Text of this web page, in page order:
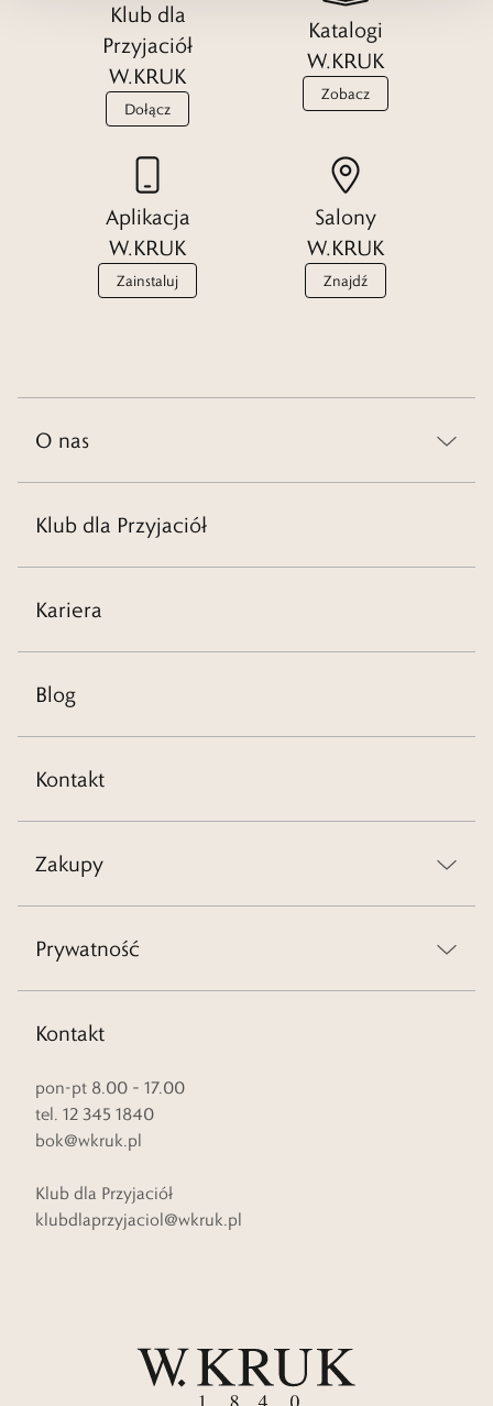
Klub dla
Przyjaciół
W.KRUK
Dołącz
Katalogi
W.KRUK
Zobacz
Aplikacja
W.KRUK
Zainstaluj
Salony
W.KRUK
Znajdź
O nas
Klub dla Przyjaciół
Kariera
Blog
Kontakt
Zakupy
Prywatność
Kontakt
pon-pt 8.00 – 17.00
tel. 12 345 1840
bok@wkruk.pl
Klub dla Przyjaciół
klubdlaprzyjaciol@wkruk.pl